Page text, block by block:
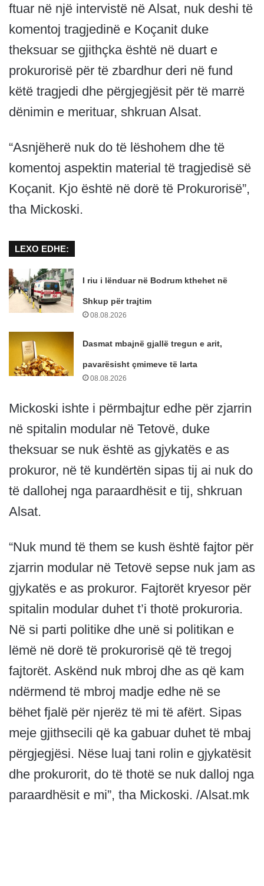
ftuar në një intervistë në Alsat, nuk deshi të
komentoj tragjedinë e Koçanit duke
theksuar se gjithçka është në duart e
prokurorisë për të zbardhur deri në fund
këtë tragjedi dhe përgjegjësit për të marrë
dënimin e merituar, shkruan Alsat.
“Asnjëherë nuk do të lëshohem dhe të
komentoj aspektin material të tragjedisë së
Koçanit. Kjo është në dorë të Prokurorisë”,
tha Mickoski.
LEXO EDHE:
I riu i lënduar në Bodrum kthehet në
Shkup për trajtim
08.08.2026
Dasmat mbajnë gjallë tregun e arit,
pavarësisht çmimeve të larta
08.08.2026
Mickoski ishte i përmbajtur edhe për zjarrin
në spitalin modular në Tetovë, duke
theksuar se nuk është as gjykatës e as
prokuror, në të kundërtën sipas tij ai nuk do
të dallohej nga paraardhësit e tij, shkruan
Alsat.
“Nuk mund të them se kush është fajtor për
zjarrin modular në Tetovë sepse nuk jam as
gjykatës e as prokuror. Fajtorët kryesor për
spitalin modular duhet t’i thotë prokuroria.
Në si parti politike dhe unë si politikan e
lëmë në dorë të prokurorisë që të tregoj
fajtorët. Askënd nuk mbroj dhe as që kam
ndërmend të mbroj madje edhe në se
bëhet fjalë për njerëz të mi të afërt. Sipas
meje gjithsecili që ka gabuar duhet të mbaj
përgjegjësi. Nëse luaj tani rolin e gjykatësit
dhe prokurorit, do të thotë se nuk dalloj nga
paraardhësit e mi”, tha Mickoski. /Alsat.mk